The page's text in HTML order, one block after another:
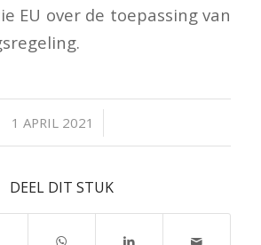
EU over de toepassing van
1 APRIL 2021
/
DEEL DIT STUK